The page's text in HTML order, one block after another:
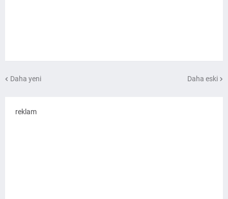
Daha yeni Daha eski
reklam